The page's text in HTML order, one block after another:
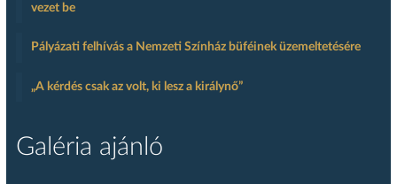
vezet be
Pályázati felhívás a Nemzeti Színház büféinek üzemeltetésére
„A kérdés csak az volt, ki lesz a királynő”
Galéria ajánló